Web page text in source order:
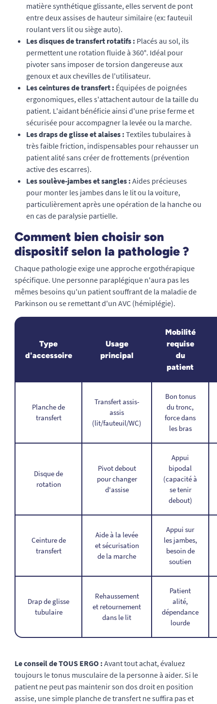
matière synthétique glissante, elles servent de pont
entre deux assises de hauteur similaire (ex: fauteuil
roulant vers lit ou siège auto).
Les disques de transfert rotatifs : Placés au sol, ils
permettent une rotation fluide à 360°. Idéal pour
pivoter sans imposer de torsion dangereuse aux
genoux et aux chevilles de l'utilisateur.
Les ceintures de transfert : Équipées de poignées
ergonomiques, elles s'attachent autour de la taille du
patient. L'aidant bénéficie ainsi d'une prise ferme et
sécurisée pour accompagner la levée ou la marche.
Les draps de glisse et alaises : Textiles tubulaires à
très faible friction, indispensables pour rehausser un
patient alité sans créer de frottements (prévention
active des escarres).
Les soulève-jambes et sangles : Aides précieuses
pour monter les jambes dans le lit ou la voiture,
particulièrement après une opération de la hanche ou
en cas de paralysie partielle.
Comment bien choisir son
dispositif selon la pathologie ?
Chaque pathologie exige une approche ergothérapique
spécifique. Une personne paraplégique n'aura pas les
mêmes besoins qu'un patient souffrant de la maladie de
Parkinson ou se remettant d'un AVC (hémiplégie).
Type
d'accessoire
Usage
principal
Mobilité
requise
du
patient
Planche de
transfert
Transfert assis-
assis
(lit/fauteuil/WC)
Bon tonus
du tronc,
force dans
les bras
Disque de
rotation
Pivot debout
pour changer
d'assise
Appui
bipodal
(capacité à
se tenir
debout)
Ceinture de
transfert
Aide à la levée
et sécurisation
de la marche
Appui sur
les jambes,
besoin de
soutien
Drap de glisse
tubulaire
Rehaussement
et retournement
dans le lit
Patient
alité,
dépendance
lourde
Le conseil de TOUS ERGO : Avant tout achat, évaluez
toujours le tonus musculaire de la personne à aider. Si le
patient ne peut pas maintenir son dos droit en position
assise, une simple planche de transfert ne suffira pas et